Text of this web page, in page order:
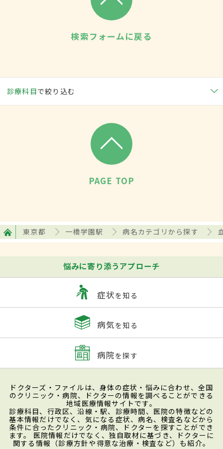
検索フォームに戻る
診療科目で絞り込む
PAGE TOP
東京都 一橋学園駅 病名カテゴリから探す
悩みに寄り添うアプローチ
症状を知る
病気を知る
病院を探す
ドクターズ・ファイルは、身体の症状・悩みに合わせ、全国
のクリニック・病院、ドクターの情報を調べることができる
地域医療情報サイトです。
診療科目、行政区、沿線・駅、診療時間、医院の特徴などの
基本情報だけでなく、気になる症状、病名、検査名などから
条件に合ったクリニック・病院、ドクターを探すことができ
ます。 医院情報だけでなく、独自取材に基づき、ドクターに
関する情報（診療方針や得意な治療・検査など）も紹介。